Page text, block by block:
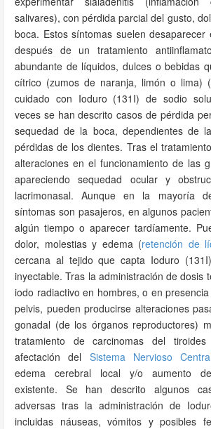
salivares), con pérdida parcial del gusto,
boca. Estos síntomas suelen desaparecer
después de un tratamiento
abundante de líquidos, dulces o bebidas
cítrico (zumos de naranja, limón o lima)
cuidado con Ioduro (131I) de sodio
veces se han descrito casos de pérdida
sequedad de la boca, dependientes de
pérdidas de los dientes. Tras el
alteraciones en el funcionamiento de las
apareciendo sequedad ocular y
lacrimonasal. Aunque en la mayoría
síntomas son pasajeros, en algunos
algún tiempo o aparecer tardíamente.
dolor, molestias y edema (retención de
cercana al tejido que capta Ioduro
inyectable. Tras la administración de dosis
iodo radiactivo en hombres, o en
pelvis, pueden producirse alteraciones
gonadal (de los órganos reproductores)
tratamiento de carcinomas del
afectación del Sistema Nervioso Central
edema cerebral local y/o aumento
existente. Se han descrito algunos
adversas tras la administración de
incluidas náuseas, vómitos y posibles